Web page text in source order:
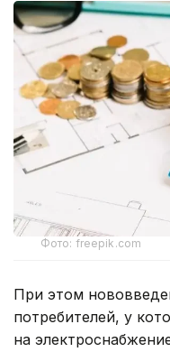
Фото: freepik.com
При этом
потребителей, у
на